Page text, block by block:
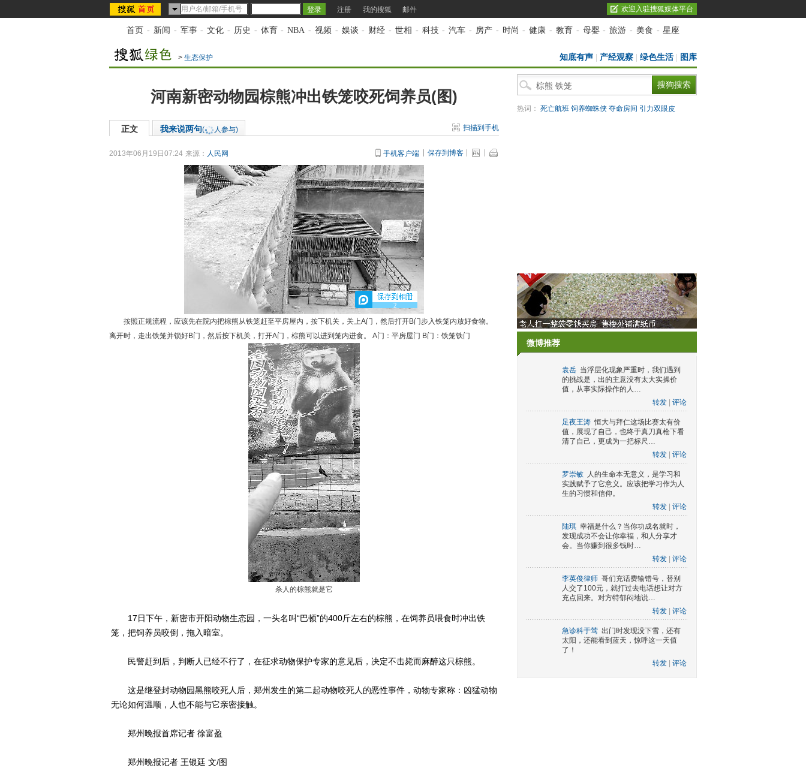
注册 我的搜狐 邮件 欢迎入驻搜狐媒体平台
首页 - 新闻 - 军事 - 文化 - 历史 - 体育 - NBA - 视频 - 娱谈 - 财经 - 世相 - 科技 - 汽车 - 房产 - 时尚 - 健康 - 教育 - 母婴 - 旅游 - 美食 - 星座
> 生态保护 知底有声 产经观察 绿色生活 图库
河南新密动物园棕熊冲出铁笼咬死饲养员(图)
正文 我来说两句( 人参与) 扫描到手机
2013年06月19日07:24 来源： 人民网 手机客户端 保存到博客
2
按照正规流程，应该先在院内把棕熊从铁笼赶至平房屋内，按下机关，关上A门，然后打开B门步入铁笼内放好食物。
离开时，走出铁笼并锁好B门，然后按下机关，打开A门，棕熊可以进到笼内进食。 A门：平房屋门 B门：铁笼铁门
杀人的棕熊就是它
17日下午，新密市开阳动物生态园，一头名叫“巴顿”的400斤左右的棕熊，在饲养员喂食时冲出铁
笼，把饲养员咬倒，拖入暗室。
民警赶到后，判断人已经不行了，在征求动物保护专家的意见后，决定不击毙而麻醉这只棕熊。
这是继登封动物园黑熊咬死人后，郑州发生的第二起动物咬死人的恶性事件，动物专家称：凶猛动物
无论如何温顺，人也不能与它亲密接触。
郑州晚报首席记者 徐富盈
郑州晚报记者 王银廷 文/图
热词： 死亡航班 饲养蜘蛛侠 夺命房间 引力双眼皮
微博推荐
袁岳 当浮层化现象严重时，我们遇到
的挑战是，出的主意没有太大实操价
值，从事实际操作的人…
转发
评论
足夜王涛 恒大与拜仁这场比赛太有价
值，展现了自己，也终于真刀真枪下看
清了自己，更成为一把标尺…
转发
评论
罗崇敏 人的生命本无意义，是学习和
实践赋予了它意义。应该把学习作为人
生的习惯和信仰。
转发
评论
陆琪 幸福是什么？当你功成名就时，
发现成功不会让你幸福，和人分享才
会。当你赚到很多钱时…
转发
评论
李英俊律师 哥们充话费输错号，替别
人交了100元，就打过去电话想让对方
充点回来。对方特郁闷地说…
转发
评论
急诊科于莺 出门时发现没下雪，还有
太阳，还能看到蓝天，惊呼这一天值
了！
转发
评论